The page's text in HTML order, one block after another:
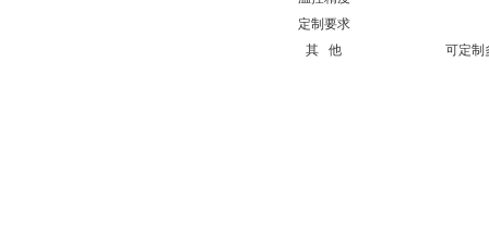
定制要求
其 他
可定制